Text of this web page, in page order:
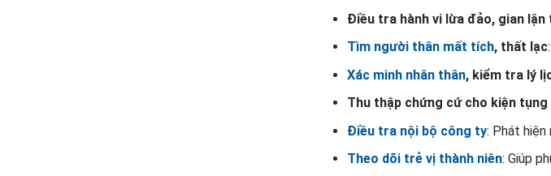
Điều tra hành vi lừa đảo, gian lận
Tìm người thân mất tích, thất lạc
Xác minh nhân thân, kiểm tra lý
Thu thập chứng cứ cho kiện tụng
Điều tra nội bộ công ty: Phát hiện
Theo dõi trẻ vị thành niên: Giúp